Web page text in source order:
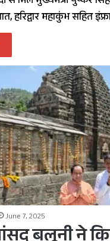
हरिद्वार महाकुंभ सहित
June 7, 2025